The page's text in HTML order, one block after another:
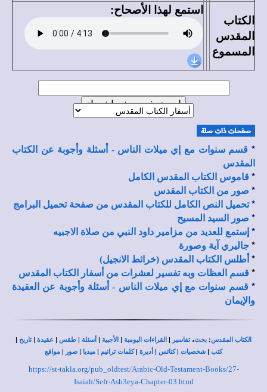
الكتاب
المقدس
المسموع
استمع لهذا الأصحاح:
* قسم سنوات مع إي ميلات الناس - أسئلة وأجوبة عن الكتاب
المقدس
* قاموس الكتاب المقدس الكامل
* صور من الكتاب المقدس
*تحميل النص الكامل للكتاب المقدس من صفحة تحميل البرامج
* صور السيد المسيح
* إستمع للعديد من مزامير داود النبي من صلاة الاجبيه
* جاليري آية وصورة
* أطلس الكتاب المقدس (خرائط الانجيل)
* قسم العظات وبه تفسير لعشرات من أسفار الكتاب المقدس
*قسم سنوات مع إي ميلات الناس - أسئلة وأجوبة عن العقيدة
والإيمان
الكتاب المقدس: بحث،تفاسير | القراءات اليومية | الأجبية | أسئلة | طقس | عقيدة |تاريخ |
كتب | شخصيات |كنائس | أديرة |كلمات ترانيم | ميديا | صور | مواقع
https://st-takla.org/pub_oldtest/Arabic-Old-Testament-Books/27-
Isaiah/Sefr-Ash3eya-Chapter-03.html